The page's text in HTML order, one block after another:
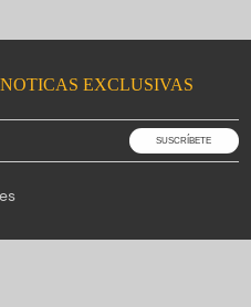
EXCLUSIVAS